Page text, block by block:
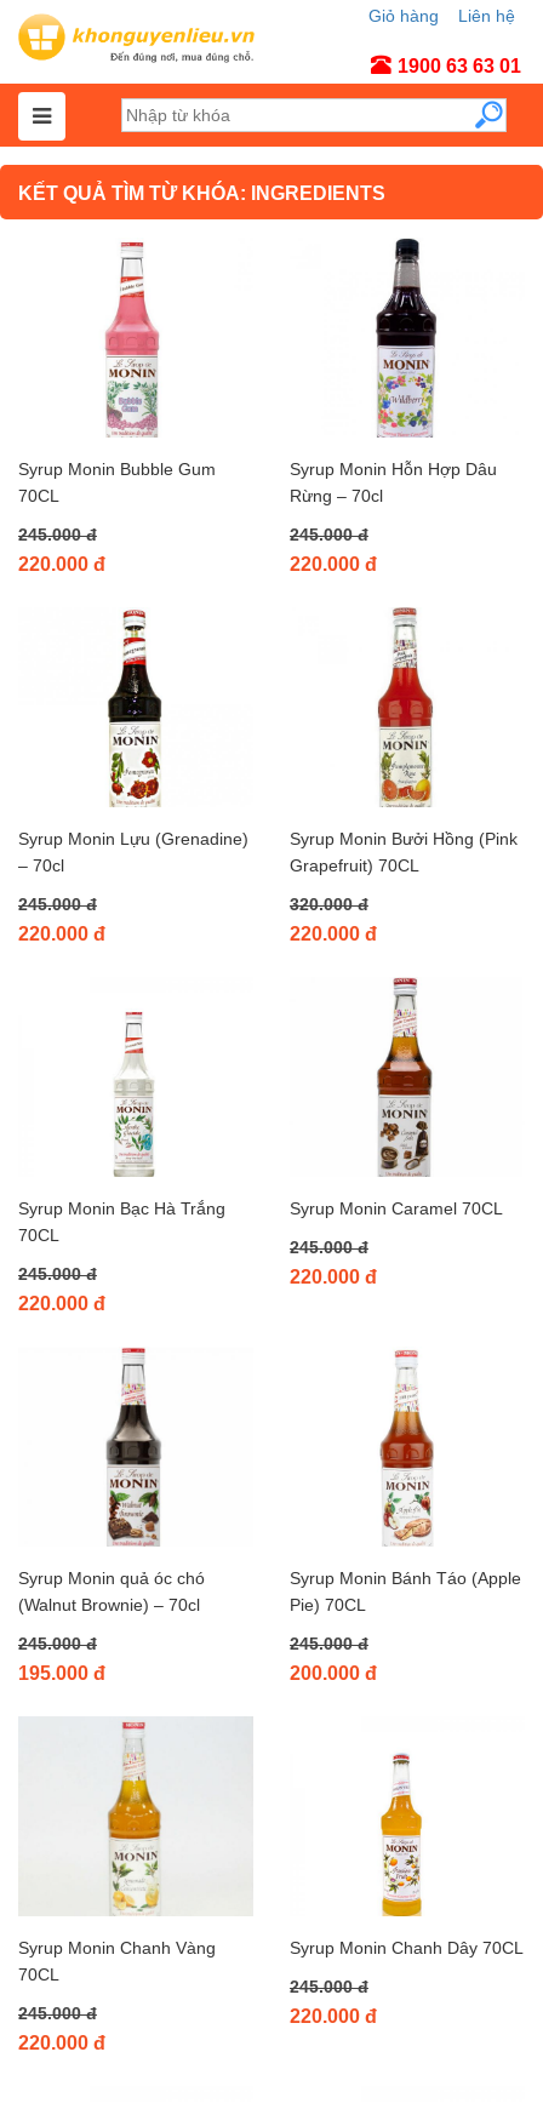
Liên hệ
Giỏ hàng
1900 63 63 01
KẾT QUẢ TÌM TỪ KHÓA: INGREDIENTS
Syrup Monin Bubble Gum
70CL
245.000 đ
220.000 đ
Syrup Monin Hỗn Hợp Dâu
Rừng – 70cl
245.000 đ
220.000 đ
Syrup Monin Lựu (Grenadine)
– 70cl
245.000 đ
220.000 đ
Syrup Monin Bưởi Hồng (Pink
Grapefruit) 70CL
320.000 đ
220.000 đ
Syrup Monin Bạc Hà Trắng
70CL
245.000 đ
220.000 đ
Syrup Monin Caramel 70CL
245.000 đ
220.000 đ
Syrup Monin quả óc chó
(Walnut Brownie) – 70cl
245.000 đ
195.000 đ
Syrup Monin Bánh Táo (Apple
Pie) 70CL
245.000 đ
200.000 đ
Syrup Monin Chanh Vàng
70CL
245.000 đ
220.000 đ
Syrup Monin Chanh Dây 70CL
245.000 đ
220.000 đ